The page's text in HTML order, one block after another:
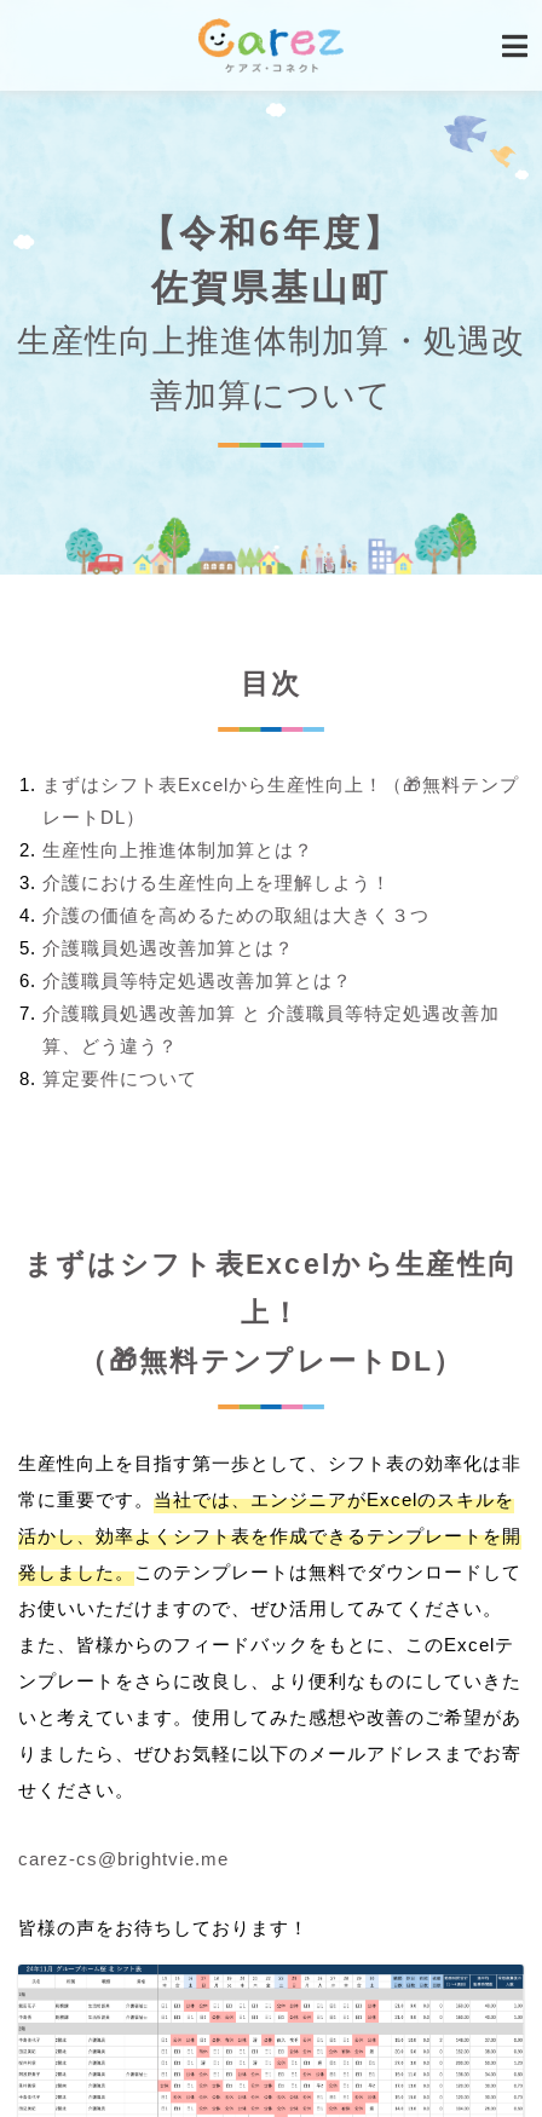
【令和6年度】
佐賀県基山町
生産性向上推進体制加算・処遇改
善加算について
目次
まずはシフト表Excelから生産性向上！（🎁無料テンプ
レートDL）
生産性向上推進体制加算とは？
介護における生産性向上を理解しよう！
介護の価値を高めるための取組は大きく３つ
介護職員処遇改善加算とは？
介護職員等特定処遇改善加算とは？
介護職員処遇改善加算 と 介護職員等特定処遇改善加
算、どう違う？
算定要件について
まずはシフト表Excelから生産性向
上！
（🎁無料テンプレートDL）
生産性向上を目指す第一歩として、シフト表の効率化は非
常に重要です。 当社では、エンジニアがExcelのスキルを
活かし、効率よくシフト表を作成できるテンプレートを開
発しました。このテンプレートは無料でダウンロードして
お使いいただけますので、ぜひ活用してみてください。
また、皆様からのフィードバックをもとに、このExcelテ
ンプレートをさらに改良し、より便利なものにしていきた
いと考えています。使用してみた感想や改善のご希望があ
りましたら、ぜひお気軽に以下のメールアドレスまでお寄
せください。
carez-cs@brightvie.me
皆様の声をお待ちしております！